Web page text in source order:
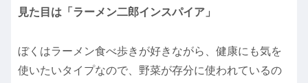
見た目は「ラーメン二郎インスパイア」
ぼくはラーメン食べ歩きが好きながら、健康にも気を
使いたいタイプなので、野菜が存分に使われているの